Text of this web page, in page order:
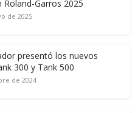
Roland-Garros 2025
de 2025
presentó los nuevos
300 y Tank 500
de 2024